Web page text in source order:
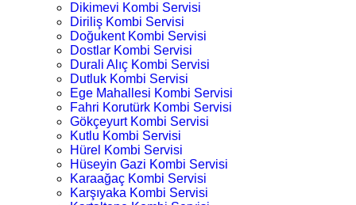
Dikimevi Kombi Servisi
Diriliş Kombi Servisi
Doğukent Kombi Servisi
Dostlar Kombi Servisi
Durali Alıç Kombi Servisi
Dutluk Kombi Servisi
Ege Mahallesi Kombi Servisi
Fahri Korutürk Kombi Servisi
Gökçeyurt Kombi Servisi
Kutlu Kombi Servisi
Hürel Kombi Servisi
Hüseyin Gazi Kombi Servisi
Karaağaç Kombi Servisi
Karşıyaka Kombi Servisi